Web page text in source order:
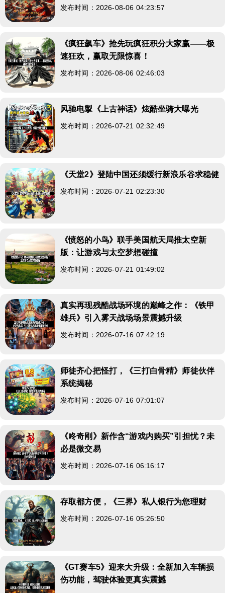
发布时间：2026-08-06 04:23:57
《疯狂飙车》抢先玩疯狂积分大家赢——极
速狂欢，赢取无限惊喜！
发布时间：2026-08-06 02:46:03
风驰电掣《上古神话》炫酷坐骑大曝光
发布时间：2026-07-21 02:32:49
《天堂2》登陆中国还须缓行新浪乐谷求稳健
发布时间：2026-07-21 02:23:30
《愤怒的小鸟》联手美国航天局推太空新
版：让游戏与太空梦想碰撞
发布时间：2026-07-21 01:49:02
真实再现残酷战场环境的巅峰之作：《铁甲
雄兵》引入雾天战场场景震撼升级
发布时间：2026-07-16 07:42:19
师徒齐心把怪打，《三打白骨精》师徒伙伴
系统揭秘
发布时间：2026-07-16 07:01:07
《咚奇刚》新作含“游戏内购买”引担忧？未
必是微交易
发布时间：2026-07-16 06:16:17
存取都方便，《三界》私人银行为您理财
发布时间：2026-07-16 05:26:50
《GT赛车5》迎来大升级：全新加入车辆损
伤功能，驾驶体验更真实震撼